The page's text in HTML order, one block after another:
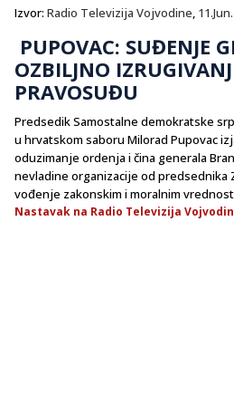
Izvor: Radio Televizija Vojvodine,
PUPOVAC: SUĐENJE
OZBILJNO
PRAVOSUĐU
Predsedik Samostalne demokratske
u hrvatskom saboru Milorad Pupovac
oduzimanje ordenja i čina generala
nevladine organizacije od predsednika
vođenje zakonskim i moralnim
Nastavak na Radio Televizija